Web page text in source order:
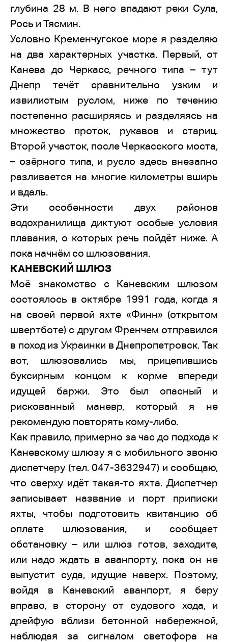
глубина 28 м. В него впадают реки Сула,
Рось и Тясмин.
Условно Кременчугское море я разделяю
на два характерных участка. Первый, от
Канева до Черкасс, речного типа – тут
Днепр течёт сравнительно узким и
извилистым руслом, ниже по течению
постепенно расширяясь и разделяясь на
множество проток, рукавов и стариц.
Второй участок, после Черкасского моста,
– озёрного типа, и русло здесь внезапно
разливается на многие километры вширь
и вдаль.
Эти особенности двух районов
водохранилища диктуют особые условия
плавания, о которых речь пойдёт ниже. А
пока начнём со шлюзования.
КАНЕВСКИЙ ШЛЮЗ
Моё знакомство с Каневским шлюзом
состоялось в октябре 1991 года, когда я
на своей первой яхте «Финн» (открытом
швертботе) с другом Френчем отправился
в поход из Украинки в Днепропетровск. Так
вот, шлюзовались мы, прицепившись
буксирным концом к корме впереди
идущей баржи. Это был опасный и
рискованный маневр, который я не
рекомендую повторять кому-либо.
Как правило, примерно за час до подхода к
Каневскому шлюзу я с мобильного звоню
диспетчеру (тел. 047-3632947) и сообщаю,
что сверху идёт такая-то яхта. Диспетчер
записывает название и порт приписки
яхты, чтобы подготовить квитанцию об
оплате шлюзования, и сообщает
обстановку – или шлюз готов, заходите,
или надо ждать в аванпорту, пока он не
выпустит суда, идущие наверх. Поэтому,
войдя в Каневский аванпорт, я беру
вправо, в сторону от судового хода, и
дрейфую вблизи бетонной набережной,
наблюдая за сигналом светофора на